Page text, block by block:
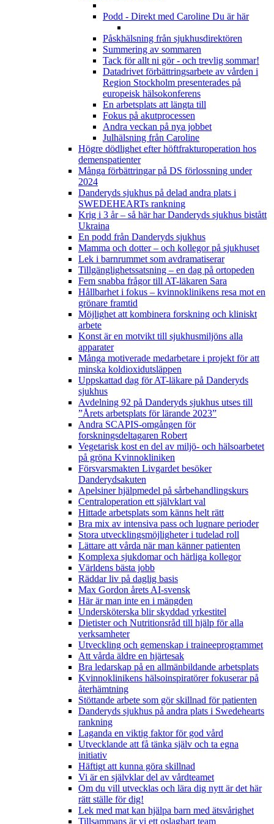
Podd - Direkt med Caroline Du är här
Påskhälsning från sjukhusdirektören
Summering av sommaren
Tack för allt ni gör - och trevlig sommar!
Datadrivet förbättringsarbete av vården i
Region Stockholm presenterades på
europeisk hälsokonferens
En arbetsplats att längta till
Fokus på akutprocessen
Andra veckan på nya jobbet
Julhälsning från Caroline
Högre dödlighet efter höftfrakturoperation hos
demenspatienter
Många förbättringar på DS förlossning under
2024
Danderyds sjukhus på delad andra plats i
SWEDEHEARTs rankning
Krig i 3 år – så här har Danderyds sjukhus bistått
Ukraina
En podd från Danderyds sjukhus
Mamma och dotter – och kollegor på sjukhuset
Lek i barnrummet som avdramatiserar
Tillgänglighetssatsning – en dag på ortopeden
Fem snabba frågor till AT-läkaren Sara
Hållbarhet i fokus – kvinnoklinikens resa mot en
grönare framtid
Möjlighet att kombinera forskning och kliniskt
arbete
Konst är en motvikt till sjukhusmiljöns alla
apparater
Många motiverade medarbetare i projekt för att
minska koldioxidutsläppen
Uppskattad dag för AT-läkare på Danderyds
sjukhus
Avdelning 92 på Danderyds sjukhus utses till
”Årets arbetsplats för lärande 2023”
Andra SCAPIS-omgången för
forskningsdeltagaren Robert
Vegetarisk kost en del av miljö- och hälsoarbetet
på gröna Kvinnokliniken
Försvarsmakten Livgardet besöker
Danderydsakuten
Apelsiner hjälpmedel på sårbehandlingskurs
Centraloperation ett självklart val
Hittade arbetsplats som känns helt rätt
Bra mix av intensiva pass och lugnare perioder
Stora utvecklingsmöjligheter i tudelad roll
Lättare att vårda när man känner patienten
Komplexa sjukdomar och härliga kollegor
Världens bästa jobb
Räddar liv på daglig basis
Max Gordon årets AI-svensk
Här är man inte en i mängden
Undersköterska blir skyddad yrkestitel
Dietister och Nutritionsråd till hjälp för alla
verksamheter
Utveckling och gemenskap i traineeprogrammet
Att vårda äldre en hjärtesak
Bra ledarskap på en allmänbildande arbetsplats
Kvinnoklinikens hälsoinspiratörer fokuserar på
återhämtning
Stöttande arbete som gör skillnad för patienten
Danderyds sjukhus på andra plats i Swedehearts
rankning
Laganda en viktig faktor för god vård
Utvecklande att få tänka själv och ta egna
initiativ
Häftigt att kunna göra skillnad
Vi är en självklar del av vårdteamet
Om du vill utvecklas och lära dig nytt är det här
rätt ställe för dig!
Lek med mat kan hjälpa barn med ätsvårighet
Tillsammans är vi ett oslagbart team